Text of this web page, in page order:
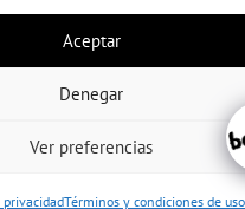
Aceptar
Denegar
Ver preferencias
Términos y condiciones de uso
Política de
Copyright 2026.